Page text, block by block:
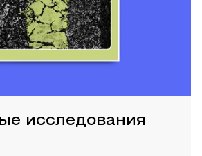
исследования